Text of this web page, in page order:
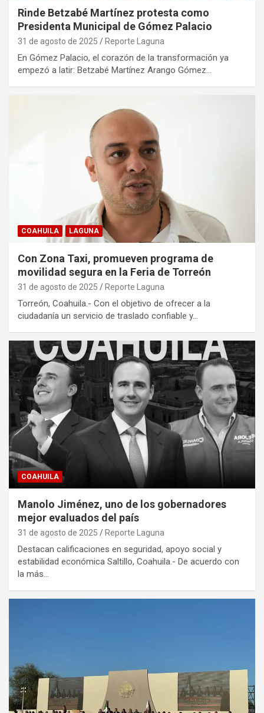
Rinde Betzabé Martínez protesta como
Presidenta Municipal de Gómez Palacio
31 de agosto de 2025 Reporte Laguna
En Gómez Palacio, el corazón de la transformación ya
empezó a latir: Betzabé Martínez Arango Gómez…
COAHUILA LAGUNA
Con Zona Taxi, promueven programa de
movilidad segura en la Feria de Torreón
31 de agosto de 2025 Reporte Laguna
Torreón, Coahuila.- Con el objetivo de ofrecer a la
ciudadanía un servicio de traslado confiable y…
COAHUILA
Manolo Jiménez, uno de los gobernadores
mejor evaluados del país
31 de agosto de 2025 Reporte Laguna
Destacan calificaciones en seguridad, apoyo social y
estabilidad económica Saltillo, Coahuila.- De acuerdo con
la más…